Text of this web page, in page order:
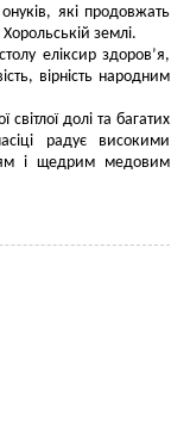
які продовжать
землі.
еліксир здоров’я,
вірність народним
долі та багатих
радує високими
і щедрим медовим